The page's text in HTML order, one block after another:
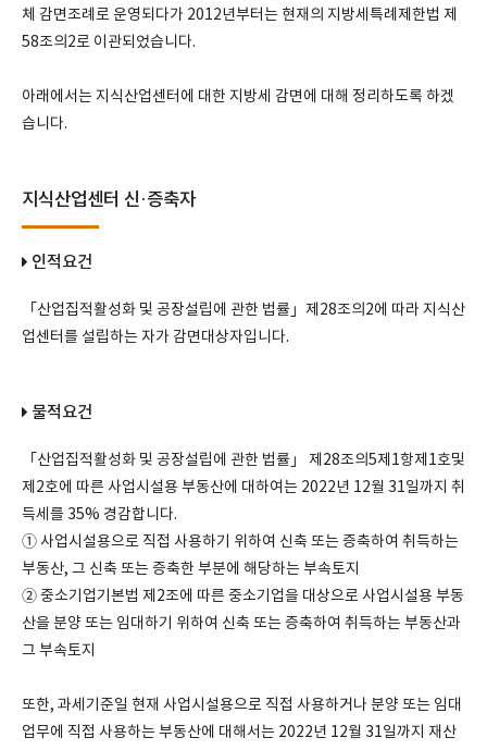
체 감면조례로 운영되다가 2012년부터는 현재의 지방세특례제한법 제
58조의2로 이관되었습니다.
아래에서는 지식산업센터에 대한 지방세 감면에 대해 정리하도록 하겠
습니다.
지식산업센터 신·증축자
인적요건
「산업집적활성화 및 공장설립에 관한 법률」제28조의2에 따라 지식산
업센터를 설립하는 자가 감면대상자입니다.
물적요건
「산업집적활성화 및 공장설립에 관한 법률」 제28조의5제1항제1호및
제2호에 따른 사업시설용 부동산에 대하여는 2022년 12월 31일까지 취
득세를 35% 경감합니다.
① 사업시설용으로 직접 사용하기 위하여 신축 또는 증축하여 취득하는
부동산, 그 신축 또는 증축한 부분에 해당하는 부속토지
② 중소기업기본법 제2조에 따른 중소기업을 대상으로 사업시설용 부동
산을 분양 또는 임대하기 위하여 신축 또는 증축하여 취득하는 부동산과
그 부속토지
또한, 과세기준일 현재 사업시설용으로 직접 사용하거나 분양 또는 임대
업무에 직접 사용하는 부동산에 대해서는 2022년 12월 31일까지 재산